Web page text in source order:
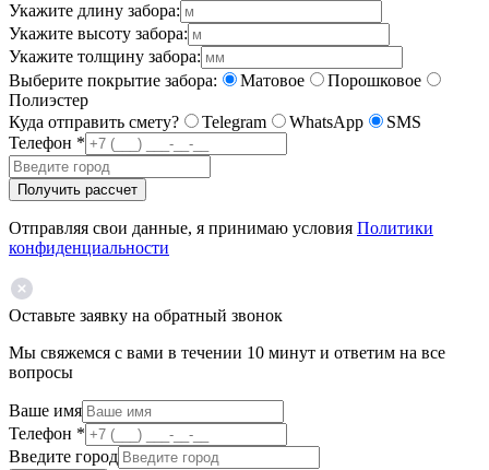
Укажите длину забора:
Укажите высоту забора:
Укажите толщину забора:
Выберите покрытие забора:
Матовое
Порошковое
Полиэстер
Куда отправить смету?
Telegram WhatsApp
SMS
Телефон *
Получить рассчет
Отправляя свои данные, я принимаю условия Политики
конфиденциальности
Оставьте заявку на обратный звонок
Мы свяжемся с вами в течении 10 минут и ответим на все
вопросы
Ваше имя
Телефон *
Введите город